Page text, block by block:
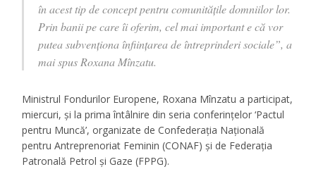
în acest tip de concept pentru comunităţile domniilor lor.
Prin banii pe care îi oferim, cel mai important e că vor
putea subvenţiona înfiinţarea de întreprinderi sociale”, a
mai spus Roxana Mînzatu.
Ministrul Fondurilor Europene, Roxana Mînzatu a participat,
miercuri, şi la prima întâlnire din seria conferinţelor ‘Pactul
pentru Muncă’, organizate de Confederaţia Naţională
pentru Antreprenoriat Feminin (CONAF) şi de Federaţia
Patronală Petrol şi Gaze (FPPG).